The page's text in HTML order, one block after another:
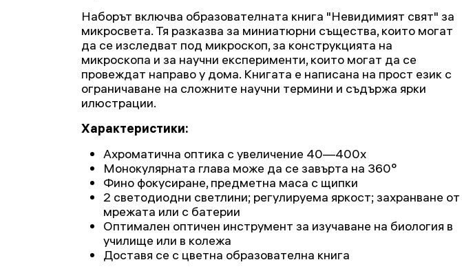
Наборът включва образователната книга "Невидимият свят" за
микросвета. Тя разказва за миниатюрни същества, които могат
да се изследват под микроскоп, за конструкцията на
микроскопа и за научни експерименти, които могат да се
провеждат направо у дома. Книгата е написана на прост език с
ограничаване на сложните научни термини и съдържа ярки
илюстрации.
Характеристики:
Ахроматична оптика с увеличение 40—400x
Монокулярната глава може да се завърта на 360°
Фино фокусиране, предметна маса с щипки
2 светодиодни светлини; регулируема яркост; захранване от
мрежата или с батерии
Оптимален оптичен инструмент за изучаване на биология в
училище или в колежа
Доставя се с цветна образователна книга